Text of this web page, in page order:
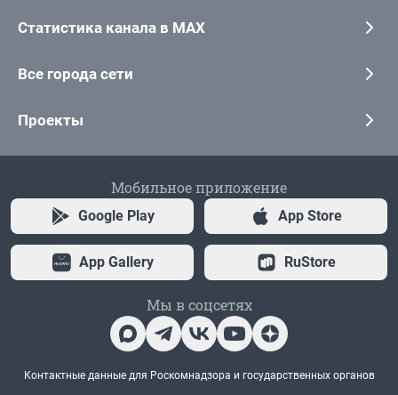
Статистика канала в MAX
Все города сети
Проекты
Мобильное приложение
Google Play App Store
App Gallery RuStore
Мы в соцсетях
Контактные данные для Роскомнадзора и государственных органов